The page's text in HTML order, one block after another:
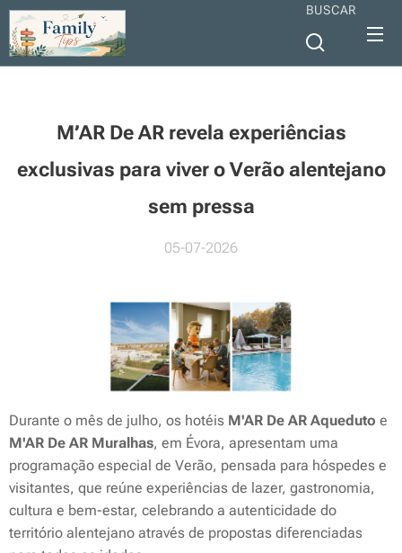
BUSCAR
M’AR De AR revela experiências
exclusivas para viver o Verão alentejano
sem pressa
05-07-2026
Durante o mês de julho, os hotéis M'AR De AR Aqueduto e
M'AR De AR Muralhas, em Évora, apresentam uma
programação especial de Verão, pensada para hóspedes e
visitantes, que reúne experiências de lazer, gastronomia,
cultura e bem-estar, celebrando a autenticidade do
território alentejano através de propostas diferenciadas